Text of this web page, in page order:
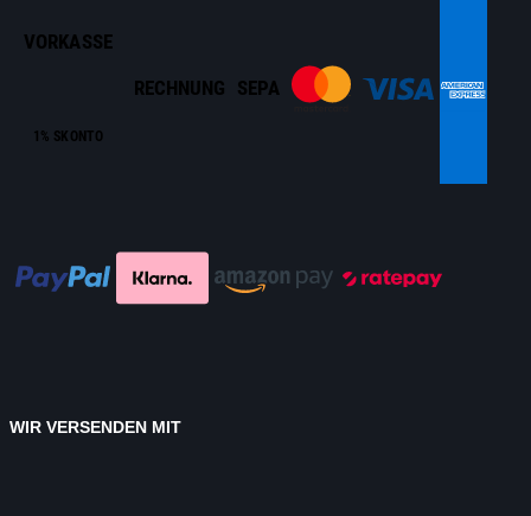
VORKASSE
1% SKONTO
RECHNUNG SEPA
WIR VERSENDEN MIT